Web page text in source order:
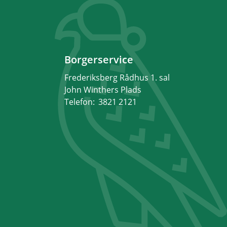
Borgerservice
Frederiksberg Rådhus 1. sal
John Winthers Plads
Telefon: 3821 2121